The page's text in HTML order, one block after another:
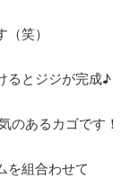
笑）
るとジジが完成♪
のあるカゴです！
を組合わせて